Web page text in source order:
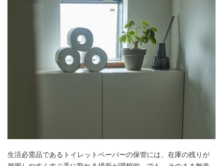
生活必需品であるトイレットペーパーの保管には、在庫の残りが